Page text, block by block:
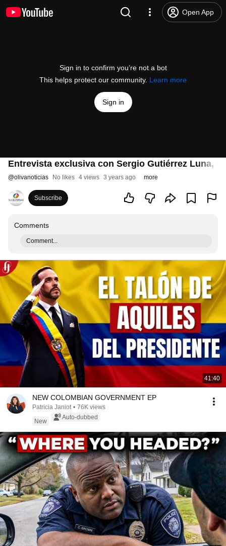
Open App
Sign in to confirm you’re not a bot
This helps protect our community. Learn more
Sign in
Entrevista exclusiva con Sergio Gutiérrez Luna,
@olivanoticias No likes 4 views 3 years ago more
Subscribe
Comments
Comment...
41:40
NEW COLOMBIAN GOVERNMENT EP
Patricia Janiot • 76K views
New
Auto-dubbed